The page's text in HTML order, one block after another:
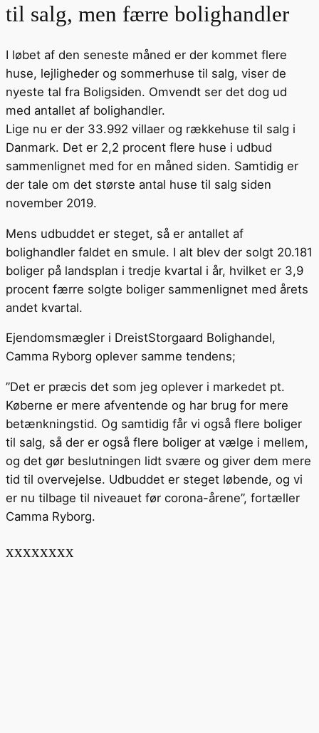
til salg, men færre bolighandler
I løbet af den seneste måned er der kommet flere
huse, lejligheder og sommerhuse til salg, viser de
nyeste tal fra Boligsiden. Omvendt ser det dog ud
med antallet af bolighandler.
Lige nu er der 33.992 villaer og rækkehuse til salg i
Danmark. Det er 2,2 procent flere huse i udbud
sammenlignet med for en måned siden. Samtidig er
der tale om det største antal huse til salg siden
november 2019.
Mens udbuddet er steget, så er antallet af
bolighandler faldet en smule. I alt blev der solgt 20.181
boliger på landsplan i tredje kvartal i år, hvilket er 3,9
procent færre solgte boliger sammenlignet med årets
andet kvartal.
Ejendomsmægler i DreistStorgaard Bolighandel,
Camma Ryborg oplever samme tendens;
”Det er præcis det som jeg oplever i markedet pt.
Køberne er mere afventende og har brug for mere
betænkningstid. Og samtidig får vi også flere boliger
til salg, så der er også flere boliger at vælge i mellem,
og det gør beslutningen lidt svære og giver dem mere
tid til overvejelse. Udbuddet er steget løbende, og vi
er nu tilbage til niveauet før corona-årene”, fortæller
Camma Ryborg.
xxxxxxxx